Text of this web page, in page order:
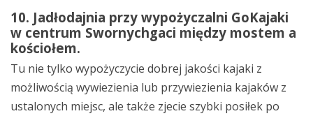
10. Jadłodajnia przy wypożyczalni GoKajaki
w centrum Swornychgaci między mostem a
kościołem.
Tu nie tylko wypożyczycie dobrej jakości kajaki z
możliwością wywiezienia lub przywiezienia kajaków z
ustalonych miejsc, ale także zjecie szybki posiłek po